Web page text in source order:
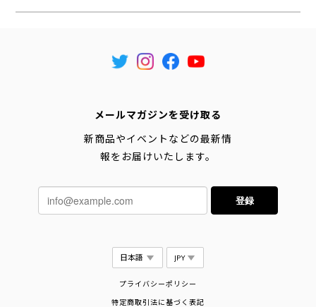
メールマガジンを受け取る
新商品やイベントなどの最新情
報をお届けいたします。
登録
プライバシーポリシー
特定商取引法に基づく表記